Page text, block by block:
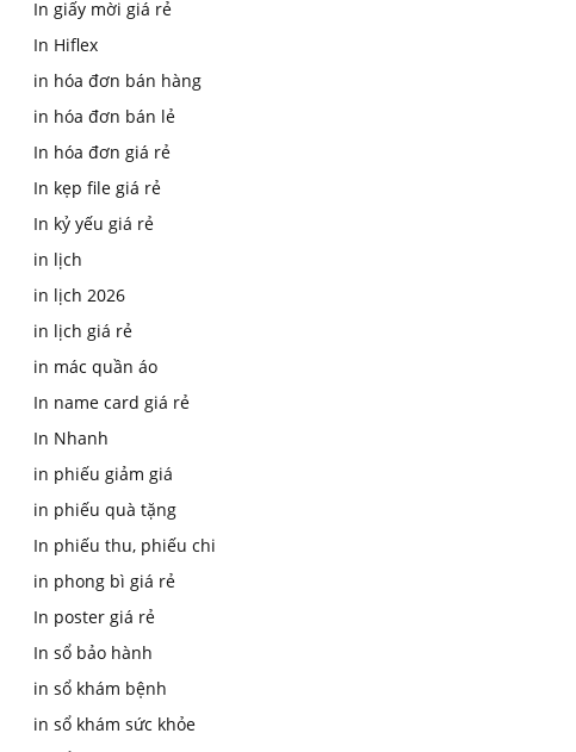
In giấy mời giá rẻ
In Hiflex
in hóa đơn bán hàng
in hóa đơn bán lẻ
In hóa đơn giá rẻ
In kẹp file giá rẻ
In kỷ yếu giá rẻ
in lịch
in lịch 2026
in lịch giá rẻ
in mác quần áo
In name card giá rẻ
In Nhanh
in phiếu giảm giá
in phiếu quà tặng
In phiếu thu, phiếu chi
in phong bì giá rẻ
In poster giá rẻ
In sổ bảo hành
in sổ khám bệnh
in sổ khám sức khỏe